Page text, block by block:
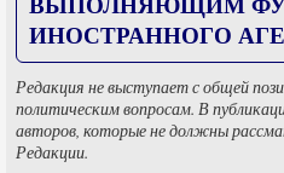
ИНОСТРАННОГО
Редакция не выступает с общей
политическим вопросам. В
авторов, которые не должны
Редакции.